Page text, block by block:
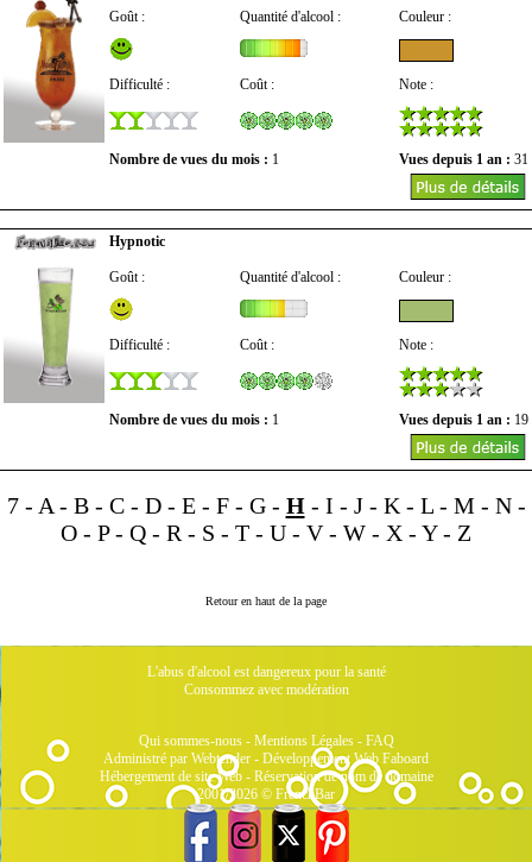
Goût : Quantité d'alcool : Couleur :
Difficulté : Coût : Note :
Nombre de vues du mois : 1 Vues depuis 1 an : 31
Hypnotic
Goût : Quantité d'alcool : Couleur :
Difficulté : Coût : Note :
Nombre de vues du mois : 1 Vues depuis 1 an : 19
7- A- B- C- D- E- F- G- H- I - J- K- L- M- N-
O - P- Q - R - S - T - U - V- W - X - Y- Z
Retour en haut de la page
L'abus d'alcool est dangereux pour la santé
Consommez avec modération
Qui sommes-nous- Mentions Légales- FAQ
Administré par Webtender - Développement Web Faboard
Hébergement de site Web- Réservation de nom de domaine
2001/2026 © FrenchBar